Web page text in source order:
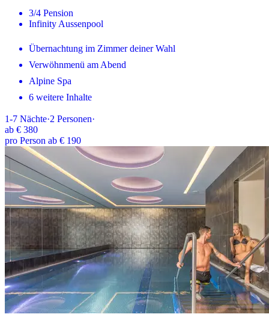
3/4 Pension
Infinity Aussenpool
Übernachtung im Zimmer deiner Wahl
Verwöhnmenü am Abend
Alpine Spa
6 weitere Inhalte
1-7 Nächte·2 Personen·
ab € 380
pro Person ab € 190